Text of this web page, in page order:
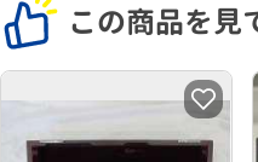
この商品を見